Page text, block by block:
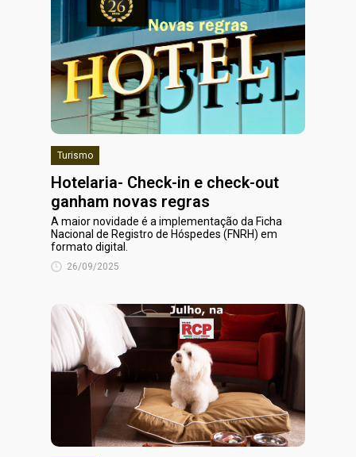
Turismo
Hotelaria- Check-in e check-out
ganham novas regras
A maior novidade é a implementação da Ficha
Nacional de Registro de Hóspedes (FNRH) em
formato digital.
26/09/2025